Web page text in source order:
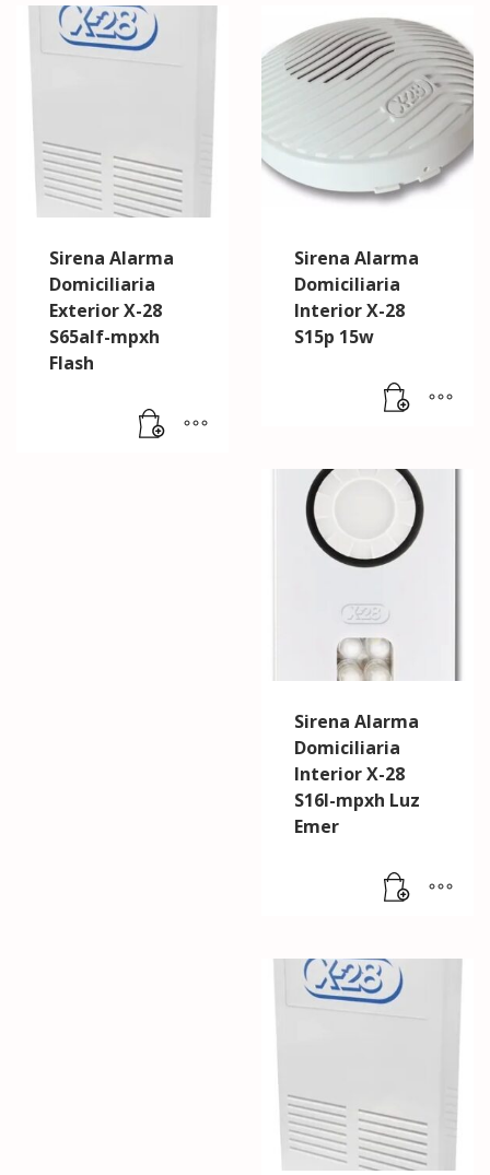
Sirena Alarma
Domiciliaria
Exterior X-28
S65alf-mpxh
Flash
Sirena Alarma
Domiciliaria
Interior X-28
S15p 15w
Sirena Alarma
Domiciliaria
Interior X-28
S16l-mpxh Luz
Emer